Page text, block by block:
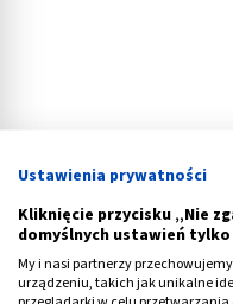
Domowe
Jak się ich
Istnieje wiele metod
Ustawienia prywatności
Kliknięcie przycisku „Nie
domyślnych ustawień
My i nasi partnerzy
urządzeniu, takich jak unikalne